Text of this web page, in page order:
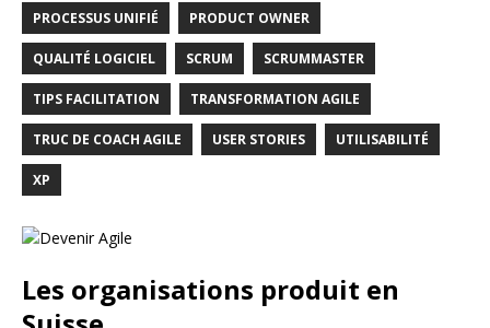
PROCESSUS UNIFIÉ PRODUCT OWNER
QUALITÉ LOGICIEL SCRUM SCRUMMASTER
TIPS FACILITATION TRANSFORMATION AGILE
TRUC DE COACH AGILE USER STORIES UTILISABILITÉ
XP
Les organisations produit en